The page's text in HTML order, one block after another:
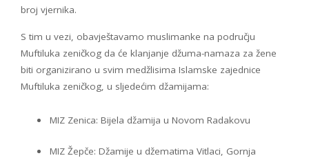
broj vjernika.
S tim u vezi, obavještavamo muslimanke na području
Muftiluka zeničkog da će klanjanje džuma-namaza za žene
biti organizirano u svim medžlisima Islamske zajednice
Muftiluka zeničkog, u sljedećim džamijama:
MIZ Zenica: Bijela džamija u Novom Radakovu
MIZ Žepče: Džamije u džematima Vitlaci, Gornja